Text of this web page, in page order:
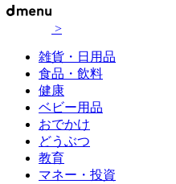
>
雑貨・日用品
食品・飲料
健康
ベビー用品
おでかけ
どうぶつ
教育
マネー・投資